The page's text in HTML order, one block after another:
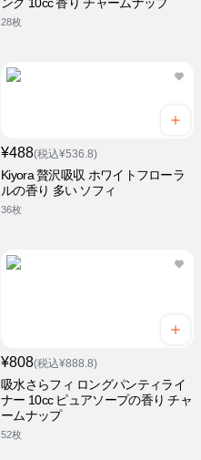
ング 10cc 香り チャームナップ
28枚
¥488(税込¥536.8)
Kiyora 贅沢吸収 ホワイトフローラ
ルの香り 多い ソフィ
36枚
¥808(税込¥888.8)
吸水さらフィ ロングパンティライ
ナー 10cc ピュアソープの香り チャ
ームナップ
52枚